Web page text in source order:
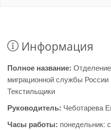
Информация
Полное название:
миграционной службы
Текстильщики
Руководитель: Чеботарева
Часы работы: понедельник: